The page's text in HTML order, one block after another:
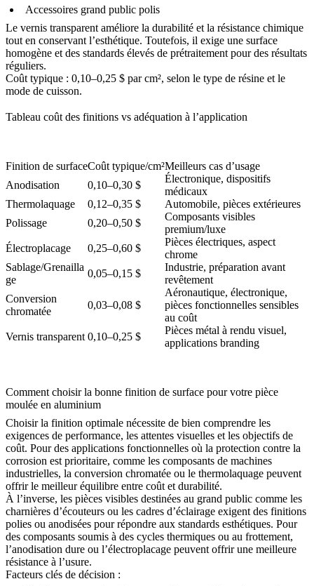
Accessoires grand public polis
Le vernis transparent améliore la durabilité et la résistance chimique
tout en conservant l’esthétique. Toutefois, il exige une surface
homogène et des standards élevés de prétraitement pour des résultats
réguliers.
Coût typique : 0,10–0,25 $ par cm², selon le type de résine et le
mode de cuisson.
Tableau coût des finitions vs adéquation à l’application
Finition de surfaceCoût typique/cm²Meilleurs cas d’usage
Anodisation
0,10–0,30 $
Électronique, dispositifs
médicaux
Thermolaquage
0,12–0,35 $
Automobile, pièces extérieures
Polissage
0,20–0,50 $
Composants visibles
premium/luxe
Électroplacage
0,25–0,60 $
Pièces électriques, aspect
chrome
Sablage/Grenailla
ge
0,05–0,15 $
Industrie, préparation avant
revêtement
Conversion
chromatée
0,03–0,08 $
Aéronautique, électronique,
pièces fonctionnelles sensibles
au coût
Vernis transparent 0,10–0,25 $
Pièces métal à rendu visuel,
applications branding
Comment choisir la bonne finition de surface pour votre pièce
moulée en aluminium
Choisir la finition optimale nécessite de bien comprendre les
exigences de performance, les attentes visuelles et les objectifs de
coût. Pour des applications fonctionnelles où la protection contre la
corrosion est prioritaire, comme les composants de machines
industrielles, la conversion chromatée ou le thermolaquage peuvent
offrir le meilleur équilibre entre coût et durabilité.
À l’inverse, les pièces visibles destinées au grand public comme les
charnières d’écouteurs ou les cadres d’éclairage exigent des finitions
polies ou anodisées pour répondre aux standards esthétiques. Pour
des composants soumis à des cycles thermiques ou au frottement,
l’anodisation dure ou l’électroplacage peuvent offrir une meilleure
résistance à l’usure.
Facteurs clés de décision :